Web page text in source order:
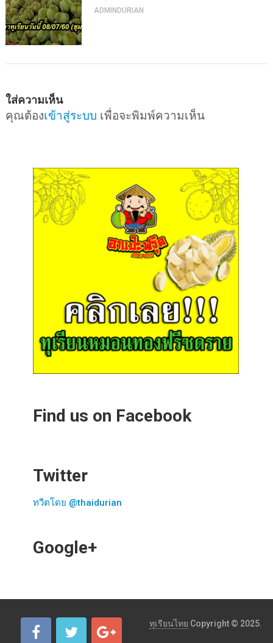
ADMINDURIAN
ใส่ความเห็น
คุณต้องเข้าสู่ระบบ เพื่อจะพิมพ์ความเห็น
Find us on Facebook
Twitter
ทวีตโดย @thaidurian
Google+
ทุเรียนไทย Copyright © 2025.